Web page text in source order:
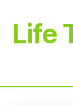
Life